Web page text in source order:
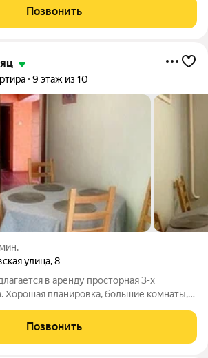
В гостиной новый большой диван,
телевизор.
Позвонить
9 этаж из 10
улица,8
в аренду просторная 3-х
Хорошая планировка, большие комнаты,
как столовую или дополнительную
Квадратный
Позвонить